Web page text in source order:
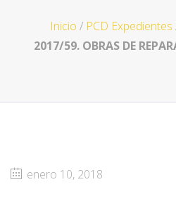
Inicio / PCD Expedientes
2017/59. OBRAS DE
enero 10, 2018